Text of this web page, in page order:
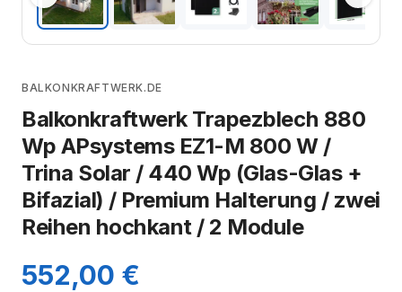
BALKONKRAFTWERK.DE
Balkonkraftwerk Trapezblech 880
Wp APsystems EZ1-M 800 W /
Trina Solar / 440 Wp (Glas-Glas +
Bifazial) / Premium Halterung / zwei
Reihen hochkant / 2 Module
552,00 €